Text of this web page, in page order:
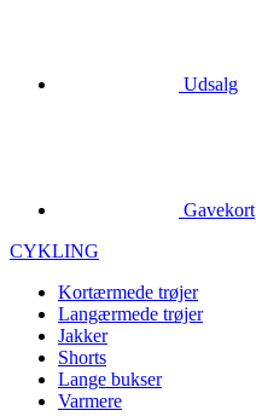
Udsalg
Gavekort
CYKLING
Kortærmede trøjer
Langærmede trøjer
Jakker
Shorts
Lange bukser
Varmere